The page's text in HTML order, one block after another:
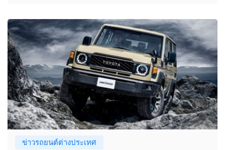
ข่าวรถยนต์ต่างประเทศ